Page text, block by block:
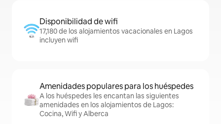
Disponibilidad de wifi
17,180 de los alojamientos vacacionales en Lagos
incluyen wifi
Amenidades populares para los huéspedes
A los huéspedes les encantan las siguientes
amenidades en los alojamientos de Lagos:
Cocina, Wifi y Alberca